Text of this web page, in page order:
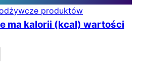
produktów
ma kalorii (kcal) wartości